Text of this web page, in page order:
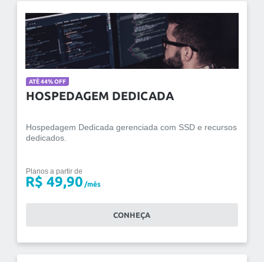
ATÉ 44% OFF
HOSPEDAGEM DEDICADA
Hospedagem Dedicada gerenciada com SSD e recursos
dedicados.
Planos a partir de
R$ 49,90 /mês
CONHEÇA